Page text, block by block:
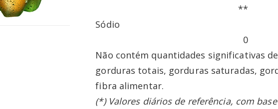
**
Sódio 11
0
Não contém quantidades significativas
gorduras totais, gorduras saturadas,
fibra alimentar.
(*) Valores diários de referência, com